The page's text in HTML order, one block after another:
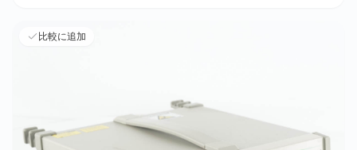
比較に追加